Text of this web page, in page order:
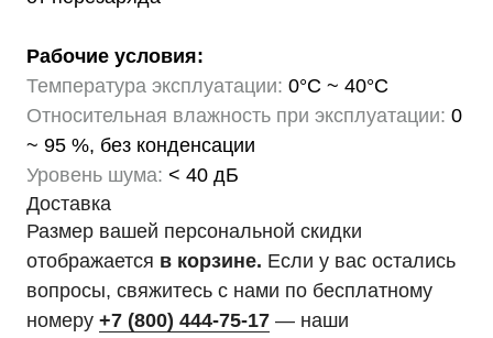
Рабочие условия:
Температура эксплуатации: 0°C ~ 40°C
Относительная влажность при эксплуатации: 0
~ 95 %, без конденсации
Уровень шума: < 40 дБ
Доставка
Размер вашей персональной скидки
отображается в корзине. Если у вас остались
вопросы, свяжитесь с нами по бесплатному
номеру +7 (800) 444-75-17 — наши